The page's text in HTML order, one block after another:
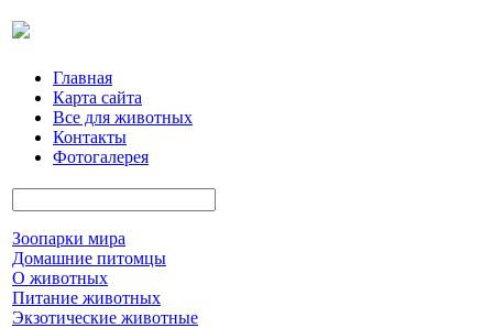
Главная
Карта сайта
Все для животных
Контакты
Фотогалерея
Зоопарки мира
Домашние питомцы
О животных
Питание животных
Экзотические животные